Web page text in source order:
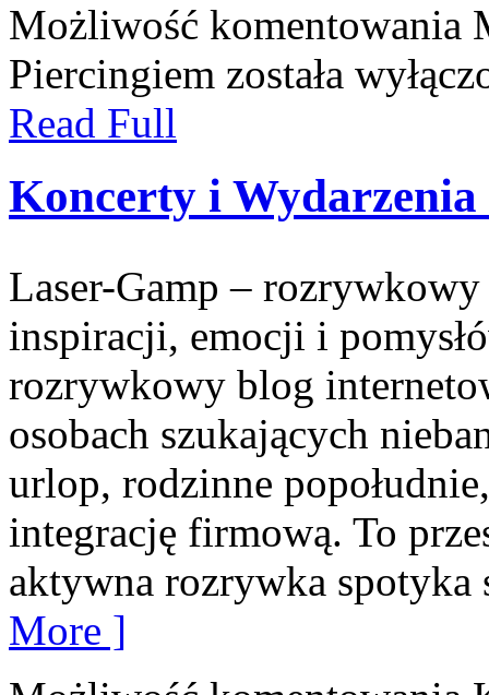
Możliwość komentowania
Piercingiem została
Read Full
Koncerty i Wydarzenia
Laser-Gamp –
inspiracji, emocji i
rozrywkowy blog
osobach szukających
urlop, rodzinne
integrację firmową. To
aktywna rozrywka spotyka
More ]